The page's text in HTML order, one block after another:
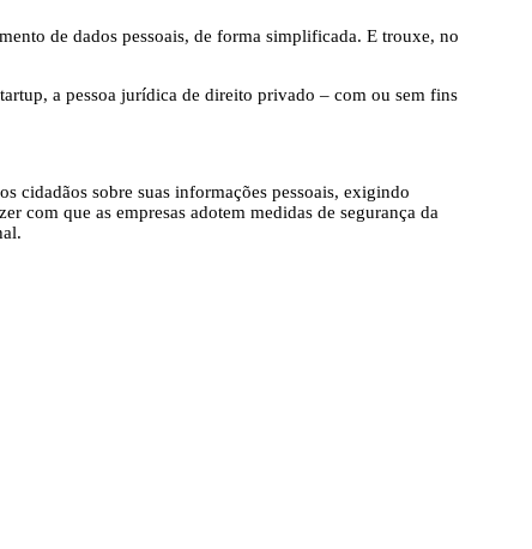
de dados pessoais, de forma simplificada. E trouxe, no
a pessoa jurídica de direito privado – com ou sem fins
cidadãos sobre suas informações pessoais, exigindo
com que as empresas adotem medidas de segurança da